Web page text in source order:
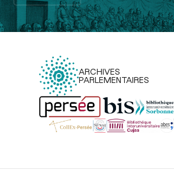
ARCHIVES
PARLEMENTAIRES
Menu